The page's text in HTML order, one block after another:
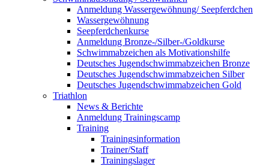
Anmeldung Wassergewöhnung/ Seepferdchen
Wassergewöhnung
Seepferdchenkurse
Anmeldung Bronze-/Silber-/Goldkurse
Schwimmabzeichen als Motivationshilfe
Deutsches Jugendschwimmabzeichen Bronze
Deutsches Jugendschwimmabzeichen Silber
Deutsches Jugendschwimmabzeichen Gold
Triathlon
News & Berichte
Anmeldung Trainingscamp
Training
Trainingsinformation
Trainer/Staff
Trainingslager